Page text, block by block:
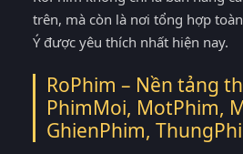
trên, mà còn là nơi tổng hợp
Ý được yêu thích nhất hiện nay.
RoPhim – Nền tảng
PhimMoi, MotPhim,
GhienPhim,